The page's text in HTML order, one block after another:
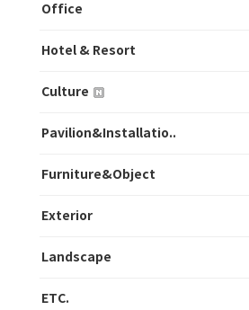
Office
Hotel & Resort
Culture
Pavilion&Installatio..
Furniture&Object
Exterior
Landscape
ETC.